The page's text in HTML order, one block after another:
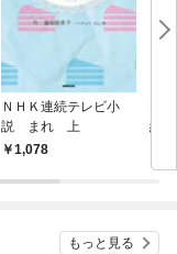
ＮＨＫ連続テレビ小
説 まれ 上
1,078
純
もっと見る